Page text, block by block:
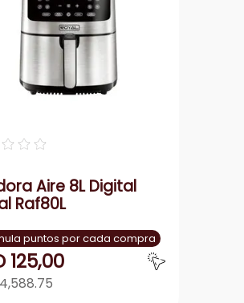
☆☆☆
Aire 8L Digital
Raf80L
puntos por cada compra
125,00